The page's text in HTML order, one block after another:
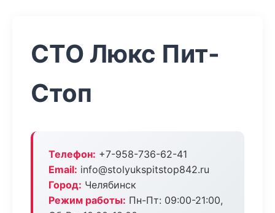
СТО Люкс Пит-
Стоп
Телефон: +7-958-736-62-41
Email: info@stolyukspitstop842.ru
Город: Челябинск
Режим работы: Пн-Пт: 09:00-21:00,